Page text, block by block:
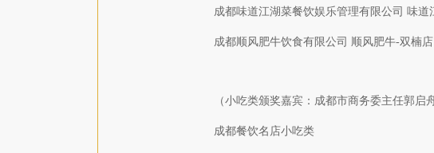
成都味道江湖菜餐饮娱乐管理有限公司 味道
成都顺风肥牛饮食有限公司 顺风肥牛-双楠店
（小吃类颁奖嘉宾：成都市商务委主任郭启
成都餐饮名店小吃类